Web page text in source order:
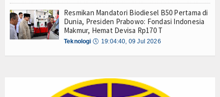
Resmikan Mandatori Biodiesel B50 Pertama di
Dunia, Presiden Prabowo: Fondasi Indonesia
Makmur, Hemat Devisa Rp170 T
Teknologi 🕔 19:04:40, 09 Jul 2026